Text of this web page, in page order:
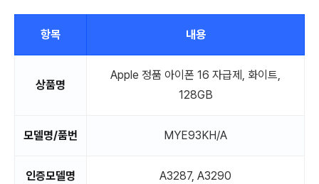
항목 내용
상품명
Apple 정품 아이폰 16 자급제, 화이트,
128GB
모델명/품번 MYE93KH/A
인증모델명 A3287, A3290